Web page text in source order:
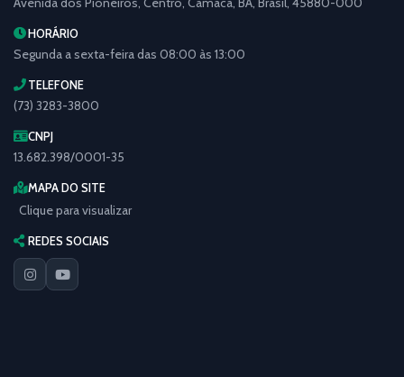
HORÁRIO
Segunda a sexta-feira das 08:00 às 13:00
TELEFONE
(73) 3283-3800
CNPJ
13.682.398/0001-35
MAPA DO SITE
Clique para visualizar
REDES SOCIAIS